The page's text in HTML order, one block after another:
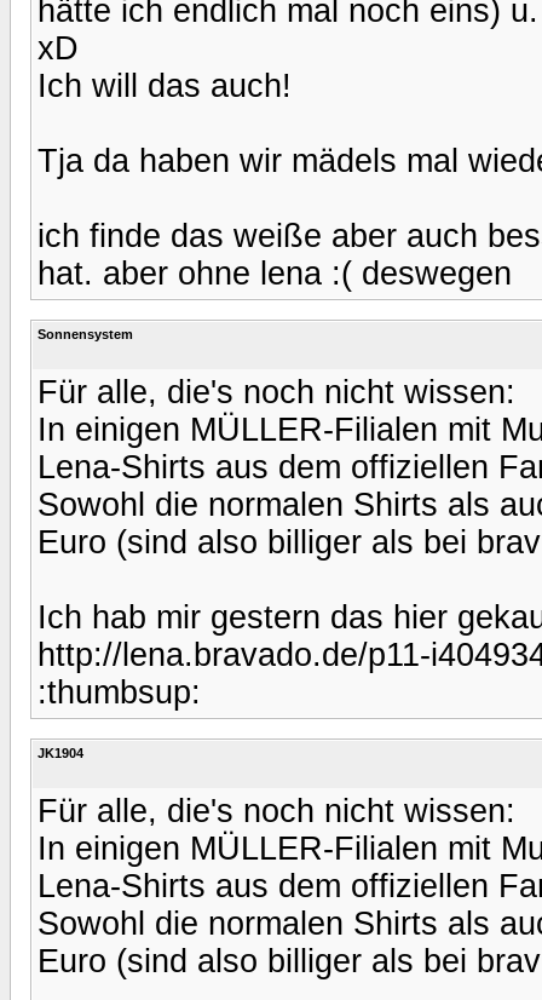
hätte ich endlich mal noch eins)
xD
Ich will das auch!
Tja da haben wir mädels mal
ich finde das weiße aber auch
hat. aber ohne lena :( deswegen
Sonnensystem
Für alle, die's noch nicht wissen:
In einigen MÜLLER-Filialen mit
Lena-Shirts aus dem offiziellen
Sowohl die normalen Shirts als
Euro (sind also billiger als bei
Ich hab mir gestern das hier
http://lena.bravado.de/p11-
:thumbsup:
JK1904
Für alle, die's noch nicht wissen:
In einigen MÜLLER-Filialen mit
Lena-Shirts aus dem offiziellen
Sowohl die normalen Shirts als
Euro (sind also billiger als bei